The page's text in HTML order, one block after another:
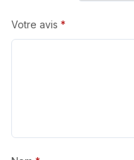
Votre avis *